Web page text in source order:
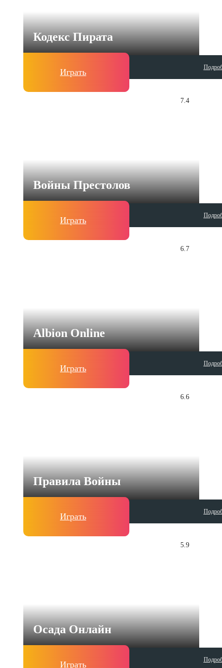
Кодекс Пирата
Играть
7.4
Войны Престолов
Играть
6.7
Albion Online
Играть
6.6
Правила Войны
Играть
5.9
Осада Онлайн
Играть